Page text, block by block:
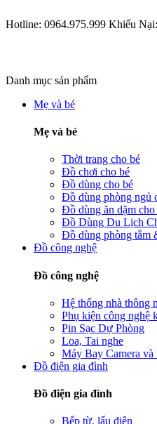
Hotline: 0964.975.999 Khiếu
Danh mục sản phẩm
Mẹ và bé
Mẹ và bé
Thời trang cho bé
Đồ chơi cho bé
Đồ dùng cho bé
Đồ dùng phòng ngủ
Đồ dùng ăn dặm cho
Đồ Dùng Du Lịch
Đồ dùng phòng tắm
Đồ công nghệ
Đồ công nghệ
Hệ thống nhà thông
Phụ kiện công nghệ
Pin Sạc Dự Phòng
Loa, Tai nghe
Máy Bay Camera và
Đồ điện gia đình
Đồ điện gia đình
Bếp từ, lẩu điện